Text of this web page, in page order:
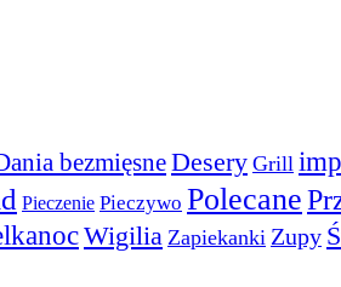
bezmięsneDesery Grill
Pieczenie Pieczywo Polecane
Wigilia Zapiekanki Zupy